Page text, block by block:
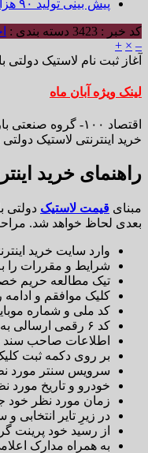
پیش بینی تولید ۹۰ هزار تن کره تا پایان سال
کد خبر : 3423 دسته بندی :
–
×
+
آغاز ثبت نام لاستیک دولتی
لینک ویژه آبان ماه
خرید اینترنتی لاستیک دولتی بارز می‌توانند ۴ حلقه لاستیک دریافت کنند.
راهنمای خرید
مبنای قیمت لاستیک
بعدی لحاظ خواهد شد.
وارد سایت خرید
شرایط و مقررات را
تیک مطالعه حریم
کلیک موافقم و ادامه
کد ملی و شماره
کد ۶ رقمی ارسالی به صورت پیامک در گوشی تلفن همراه خود را وارد کرده.
اطلاعات صاحب سند
بر روی دکمه ثبت
سرویس سنتر مورد
خودرو و تاریخ مورد
زمان مورد نظر خود
در زیرِ تایر انتخابی
از رسید خود پرینت
به همراه مدارک